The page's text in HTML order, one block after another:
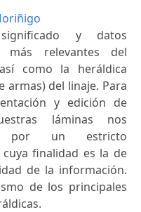
y datos
más relevantes del
como la heráldica
armas) del linaje. Para
y edición de
láminas nos
por un estricto
finalidad es la de
de la información.
de los principales